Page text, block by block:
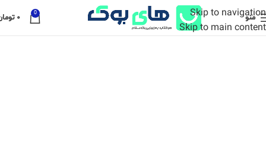
Skip to navigation
Skip to main content
منو 0 ۰